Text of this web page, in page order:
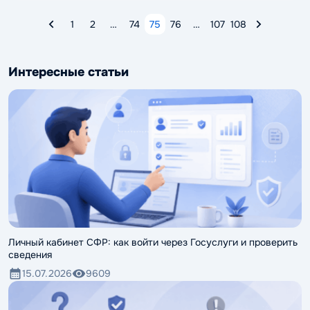
1 2 … 74 75 76 … 107 108
Интересные статьи
Личный кабинет СФР: как войти через Госуслуги и проверить
сведения
15.07.2026
9609